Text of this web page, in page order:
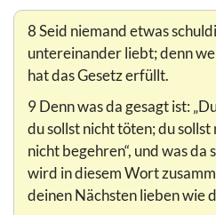
8 Seid niemand etwas
untereinander liebt; denn
hat das Gesetz erfüllt.
9 Denn was da gesagt ist:
du sollst nicht töten; du
nicht begehren“, und was da
wird in diesem Wort
deinen Nächsten lieben wie